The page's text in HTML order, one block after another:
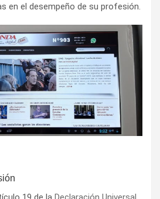
en el desempeño de su profesión.